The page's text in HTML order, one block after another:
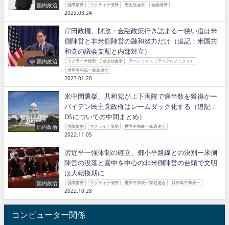
国内政治 国際情勢 ウクライナ情勢 歴史社会学 金融情勢
2023.03.24
国内政治
岸田政権、財政・金融政策行き詰まるー狭い道は米
側陣営と非米側陣営の融和努力だけ（追記：米国共
和党の議会支配と内部対立）
ウクライナ情勢 歴史社会学
アベノミクス（アベクロノミクス）
世界平和統一家庭連合
2023.01.20
国内政治
米中間選挙、共和党が上下両院で過半数を獲得かー
バイデン民主党政権はレームダック化する（追記：
DSについての中間まとめ）
国際情勢 ウクライナ情勢 世界平和統一家庭連合
2022.11.05
国内政治
習近平一強体制の確立、鄧小平路線との決別ー米側
陣営の没落と露中を中心の非米側陣営の台頭で文明
は大転換期に
国際情勢 ウクライナ情勢 世界平和統一家庭連合 韓半島平和統一
2022.10.28
コンピューター関係